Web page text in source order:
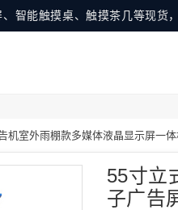
智能触摸桌、触摸茶几等现货
机室外雨棚款多媒体液晶显示屏一
55寸立
子广告